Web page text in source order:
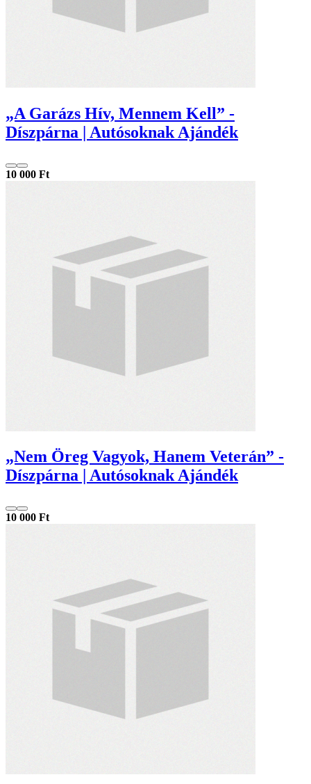
„A Garázs Hív, Mennem Kell” -
Díszpárna | Autósoknak Ajándék
10 000 Ft
„Nem Öreg Vagyok, Hanem Veterán” -
Díszpárna | Autósoknak Ajándék
10 000 Ft